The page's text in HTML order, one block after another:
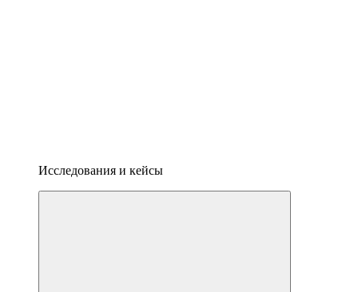
Исследования и кейсы